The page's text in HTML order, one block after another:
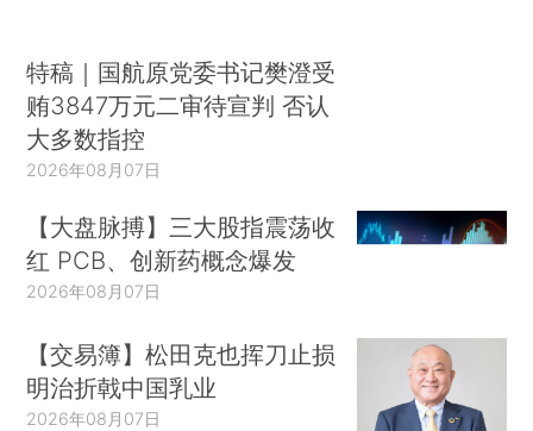
特稿｜国航原党委书记樊澄受
贿3847万元二审待宣判 否认
大多数指控
2026年08月07日
【大盘脉搏】三大股指震荡收
红 PCB、创新药概念爆发
2026年08月07日
【交易簿】松田克也挥刀止损
明治折戟中国乳业
2026年08月07日